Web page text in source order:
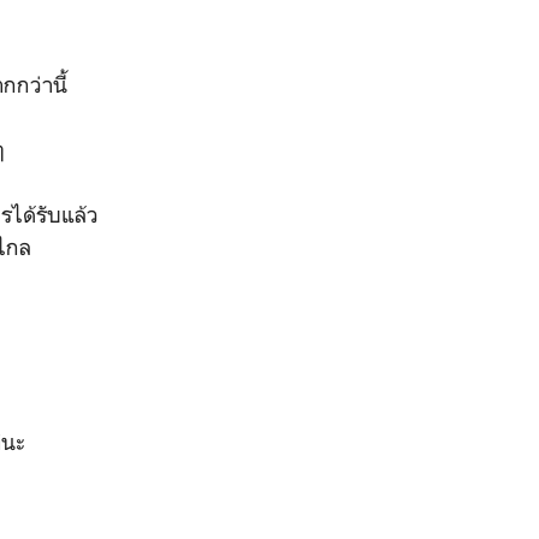
กกว่านี้
ได้รับแล้ว
กล
ะ